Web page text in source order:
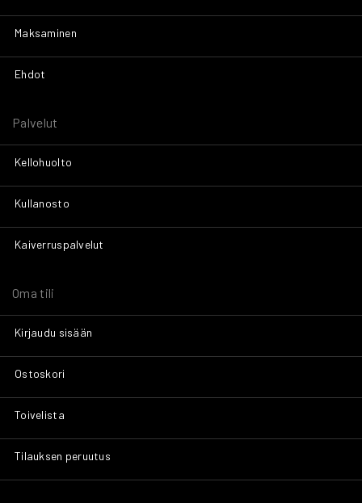
Maksaminen
Ehdot
Palvelut
Kellohuolto
Kullanosto
Kaiverruspalvelut
Oma tili
Kirjaudu sisään
Ostoskori
Toivelista
Tilauksen peruutus